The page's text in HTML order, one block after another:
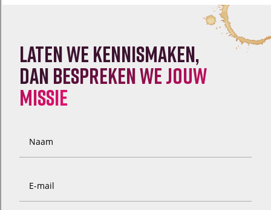
Laten we kennismaken,
dan bespreken we jouw
missie
Naam
E-mail